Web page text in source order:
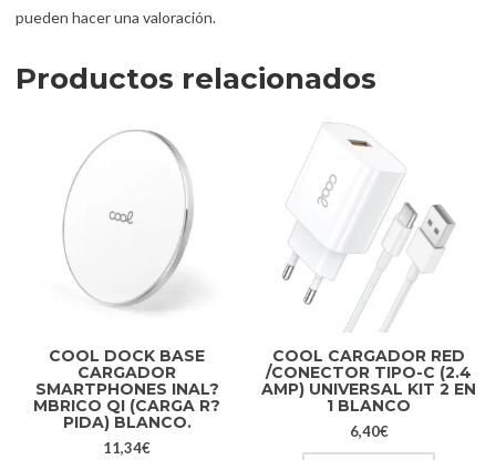
pueden hacer una valoración.
Productos relacionados
COOL DOCK BASE
CARGADOR
SMARTPHONES INAL?
MBRICO QI (CARGA R?
PIDA) BLANCO.
11,34€
COOL CARGADOR RED
/CONECTOR TIPO-C (2.4
AMP) UNIVERSAL KIT 2 EN
1 BLANCO
6,40€